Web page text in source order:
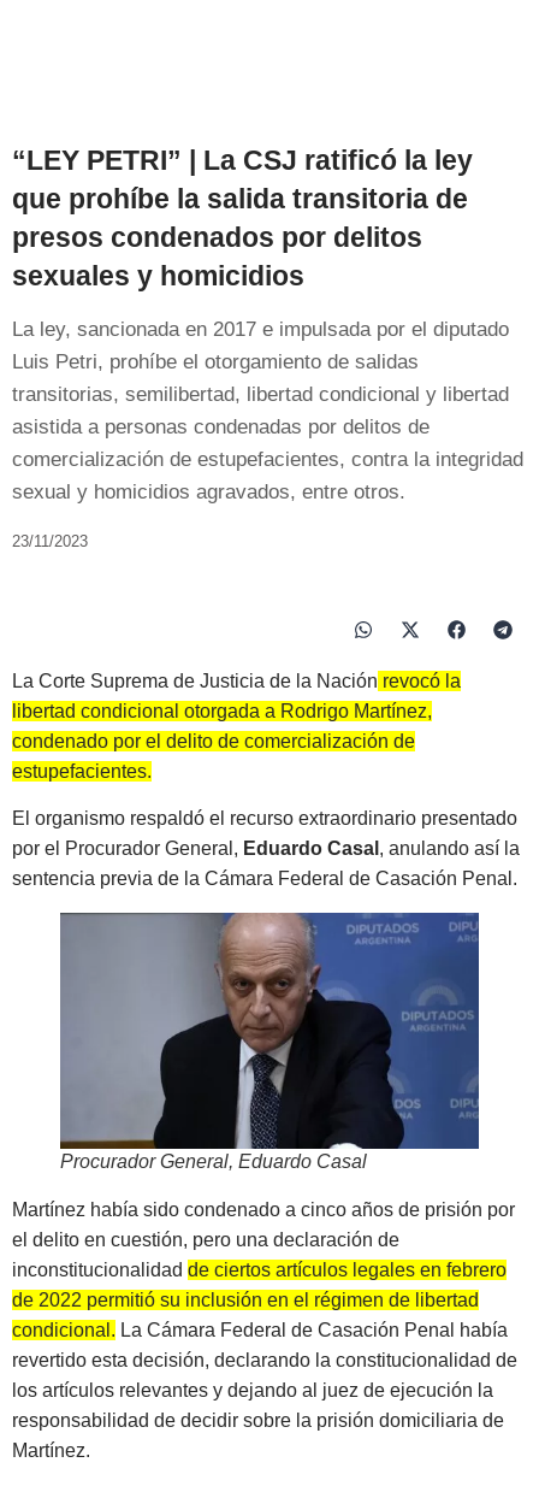
“LEY PETRI” | La CSJ ratificó la ley
que prohíbe la salida transitoria de
presos condenados por delitos
sexuales y homicidios
La ley, sancionada en 2017 e impulsada por el diputado
Luis Petri, prohíbe el otorgamiento de salidas
transitorias, semilibertad, libertad condicional y libertad
asistida a personas condenadas por delitos de
comercialización de estupefacientes, contra la integridad
sexual y homicidios agravados, entre otros.
23/11/2023
La Corte Suprema de Justicia de la Nación revocó la
libertad condicional otorgada a Rodrigo Martínez,
condenado por el delito de comercialización de
estupefacientes.
El organismo respaldó el recurso extraordinario presentado
por el Procurador General, Eduardo Casal , anulando así la
sentencia previa de la Cámara Federal de Casación Penal.
Procurador General, Eduardo Casal
Martínez había sido condenado a cinco años de prisión por
el delito en cuestión, pero una declaración de
inconstitucionalidad de ciertos artículos legales en febrero
de 2022 permitió su inclusión en el régimen de libertad
condicional. La Cámara Federal de Casación Penal había
revertido esta decisión, declarando la constitucionalidad de
los artículos relevantes y dejando al juez de ejecución la
responsabilidad de decidir sobre la prisión domiciliaria de
Martínez.